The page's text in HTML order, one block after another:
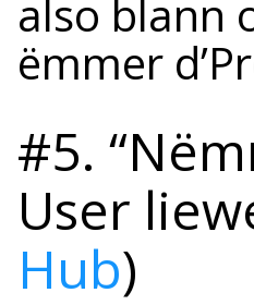
also blann
ëmmer
#5.
User
Hub)